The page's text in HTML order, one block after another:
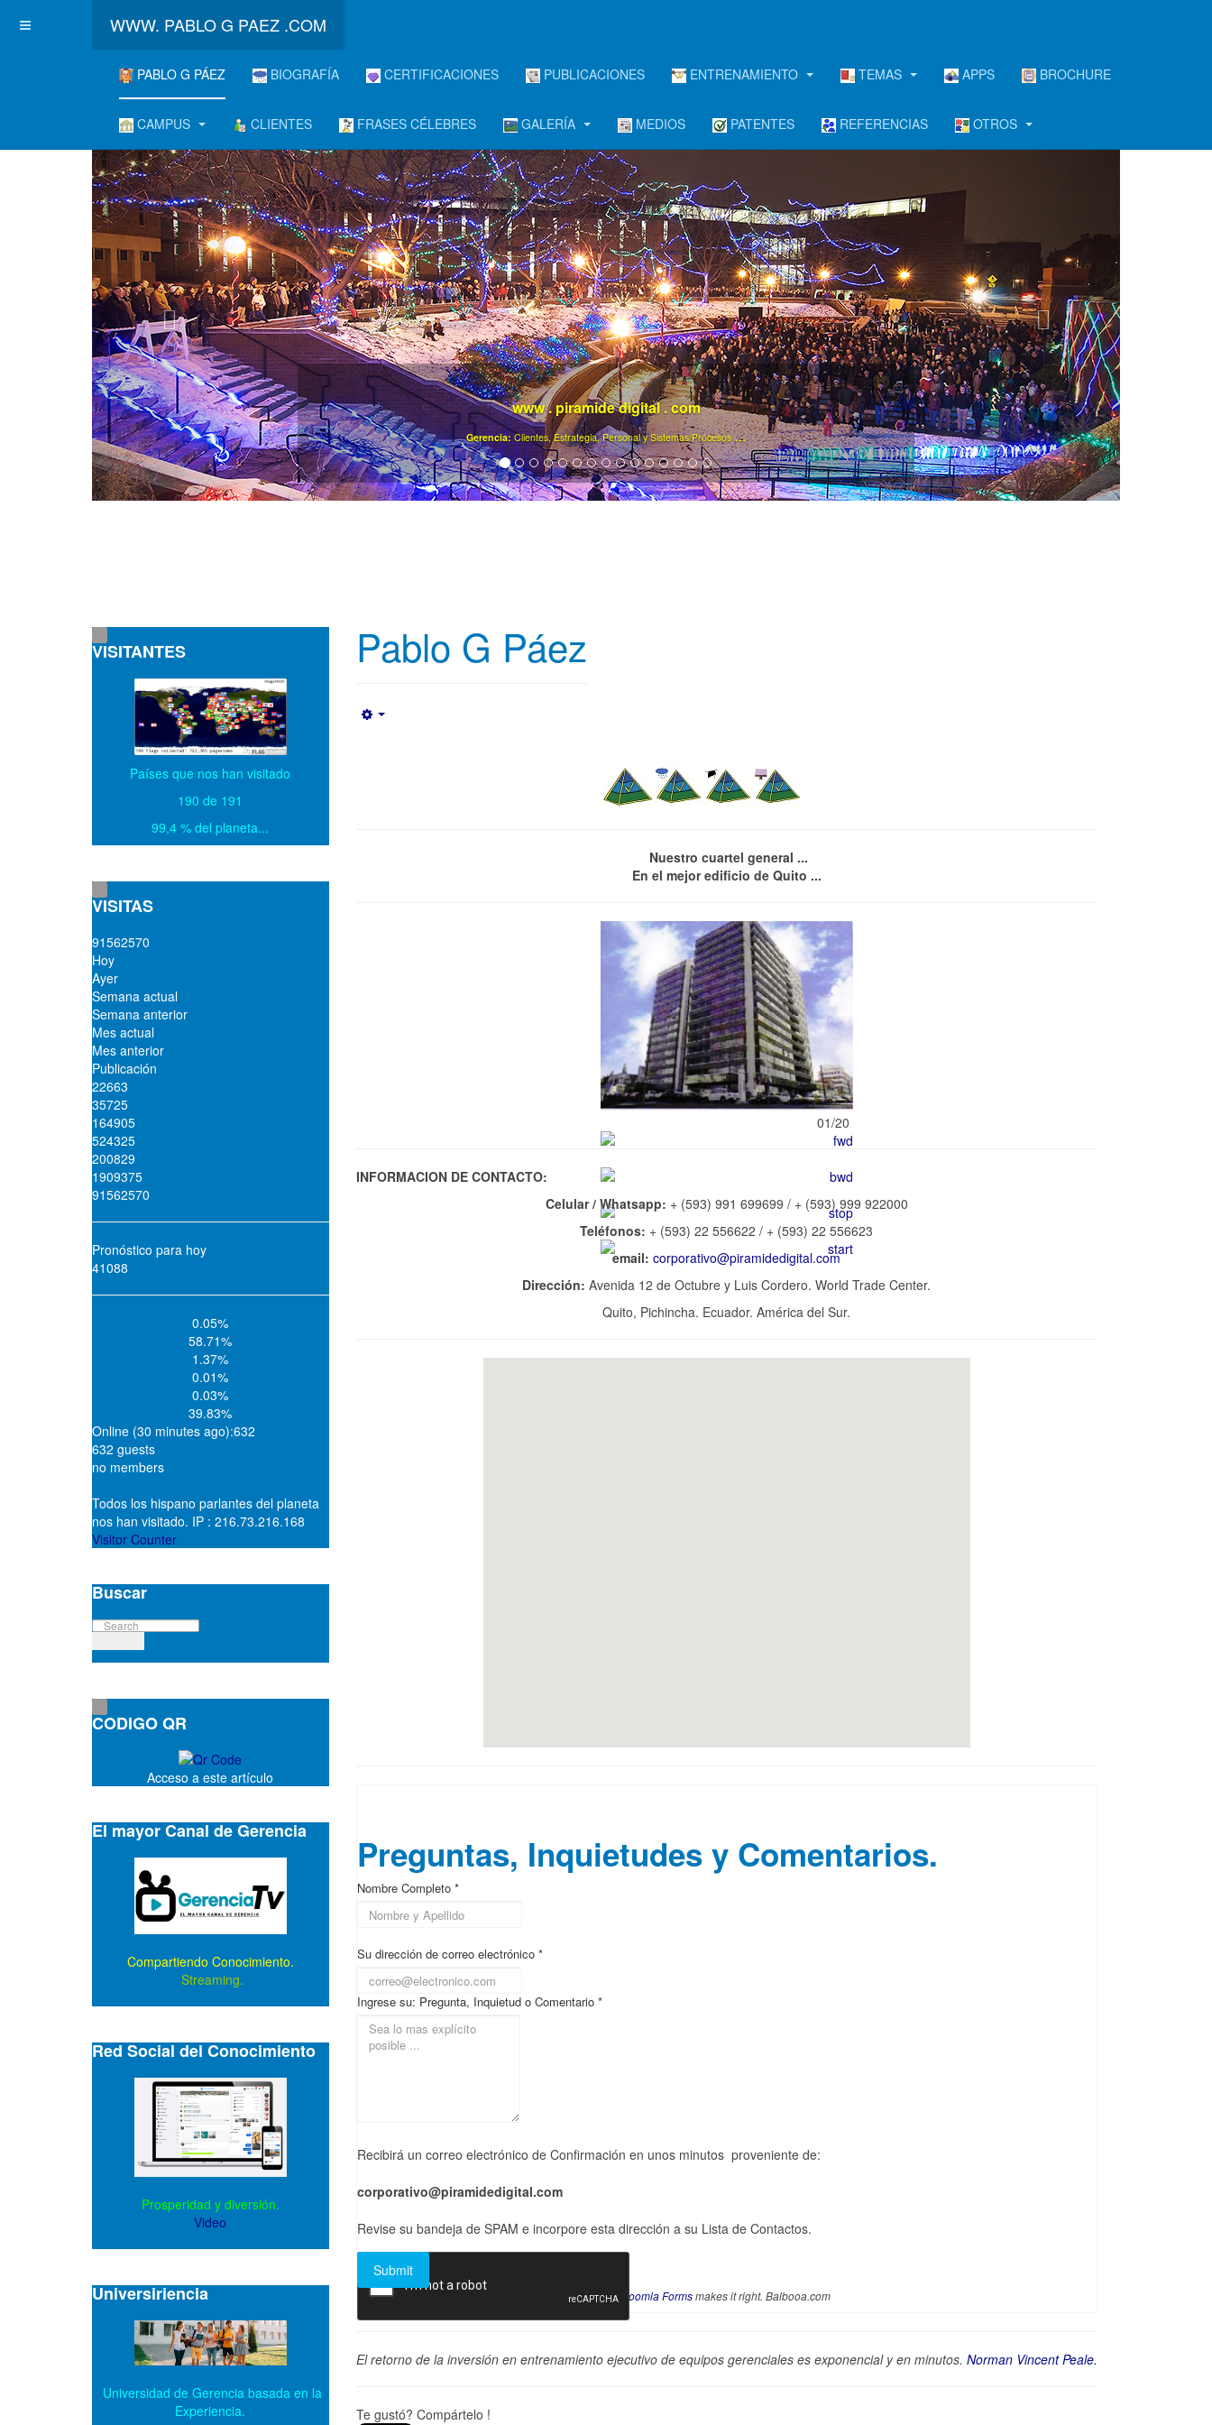
WWW. PABLO G PAEZ .COM
PABLO G PÁEZ BIOGRAFÍA CERTIFICACIONES PUBLICACIONES ENTRENAMIENTO TEMAS APPS BROCHURE
CAMPUS CLIENTES FRASES CÉLEBRES GALERÍA MEDIOS PATENTES REFERENCIAS OTROS
www . piramide digital . com
Gerencia: Clientes, Estrategia, Personal y Sistemas/Procesos...
Pablo G Páez
Nuestro cuartel general ...
En el mejor edificio de Quito ...
01/20
INFORMACION DE CONTACTO:
Celular / Whatsapp: + (593) 991 699699 / + (593) 999 922000
Teléfonos: + (593) 22 556622 / + (593) 22 556623
email: corporativo@piramidedigital.com
Dirección: Avenida 12 de Octubre y Luis Cordero. World Trade Center.
Quito, Pichincha. Ecuador. América del Sur.
Preguntas, Inquietudes y Comentarios.
Nombre Completo *
Su dirección de correo electrónico *
Ingrese su: Pregunta, Inquietud o Comentario *
Recibirá un correo electrónico de Confirmación en unos minutos proveniente de:
corporativo@piramidedigital.com
Revise su bandeja de SPAM e incorpore esta dirección a su Lista de Contactos.
Joomla Formsmakes it right. Balbooa.com
El retorno de la inversión en entrenamiento ejecutivo de equipos gerenciales es exponencial y en minutos. Norman Vincent Peale.
Te gustó? Compártelo !
VISITANTES
Países que nos han visitado
190 de 191
99,4 % del planeta...
VISITAS
91562570
Hoy
Ayer
Semana actual
Semana anterior
Mes actual
Mes anterior
Publicación
22663
35725
164905
524325
200829
1909375
91562570
Pronóstico para hoy
41088
0.05%
58.71%
1.37%
0.01%
0.03%
39.83%
Online (30 minutes ago):632
632 guests
no members
Todos los hispano parlantes del planeta
nos han visitado. IP : 216.73.216.168
Visitor Counter
Buscar
CODIGO QR
Acceso a este artículo
El mayor Canal de Gerencia
Compartiendo Conocimiento.
Streaming.
Red Social del Conocimiento
Prosperidad y diversión.
Video
Universiriencia
Universidad de Gerencia basada en la
Experiencia.